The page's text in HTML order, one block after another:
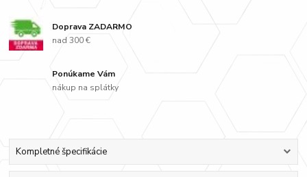
Doprava ZADARMO
nad 300 €
Ponúkame Vám
nákup na splátky
Kompletné špecifikácie